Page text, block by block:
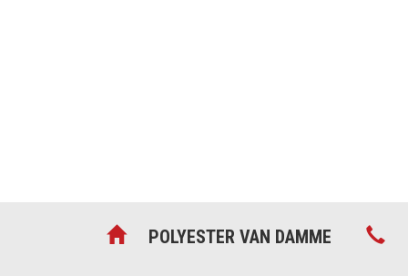
POLYESTER VAN DAMME